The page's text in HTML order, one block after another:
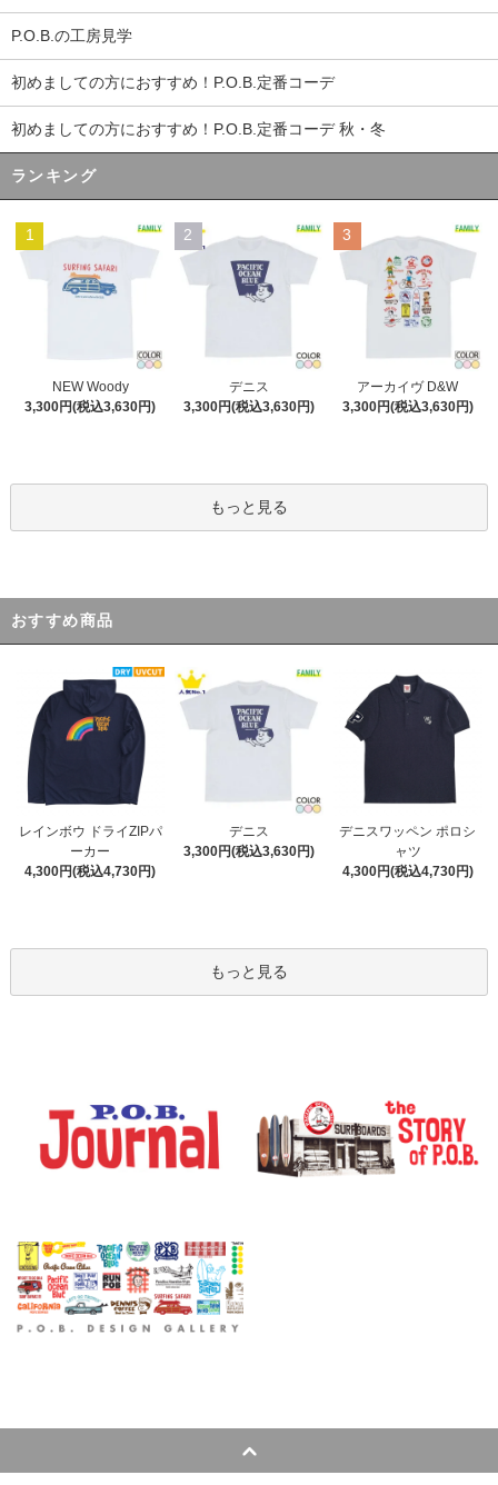
P.O.B.の工房見学
初めましての方におすすめ！P.O.B.定番コーデ
初めましての方におすすめ！P.O.B.定番コーデ 秋・冬
ランキング
1
NEW Woody
3,300円(税込3,630円)
2
デニス
3,300円(税込3,630円)
3
アーカイヴ D&W
3,300円(税込3,630円)
もっと見る
おすすめ商品
レインボウ ドライZIPパ
ーカー
4,300円(税込4,730円)
デニス
3,300円(税込3,630円)
デニスワッペン ポロシ
ャツ
4,300円(税込4,730円)
もっと見る